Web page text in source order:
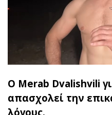
Ο Merab Dvalishvili
απασχολεί την
λόγους.